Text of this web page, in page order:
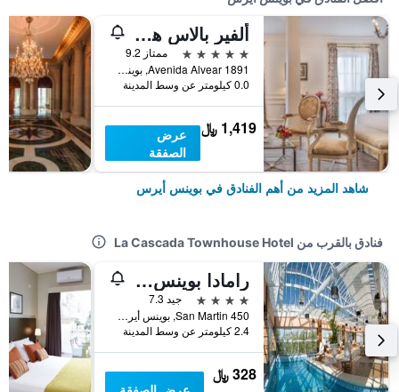
ألفير بالاس هوتل
5 نجوم
ممتاز 9.2
Avenida Alvear 1891, بوينس أيرس, Capital Federal District, الأرجنتين
0.0 كيلومتر عن وسط المدينة
1,419 ﷼
عرض
الصفقة
شاهد المزيد من أهم الفنادق في بوينس أيرس
فنادق بالقرب من La Cascada Townhouse Hotel
رامادا بوينس آيرس
4 نجوم
جيد 7.3
San Martin 450, بوينس أيرس, Capital Federal District, الأرجنتين
2.4 كيلومتر عن وسط المدينة
328 ﷼